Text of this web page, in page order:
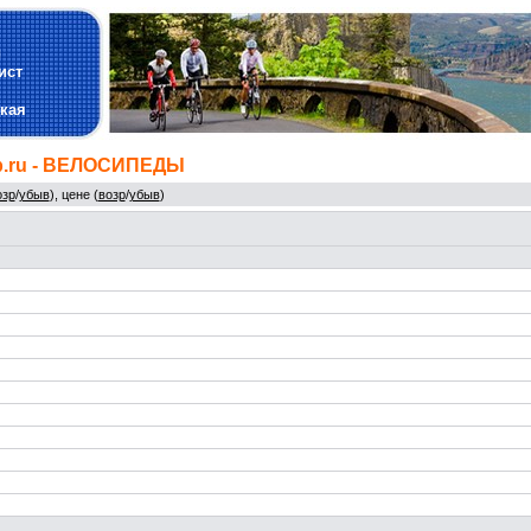
- ВЕЛОСИПЕДЫ
/убыв), цене (возр/убыв)